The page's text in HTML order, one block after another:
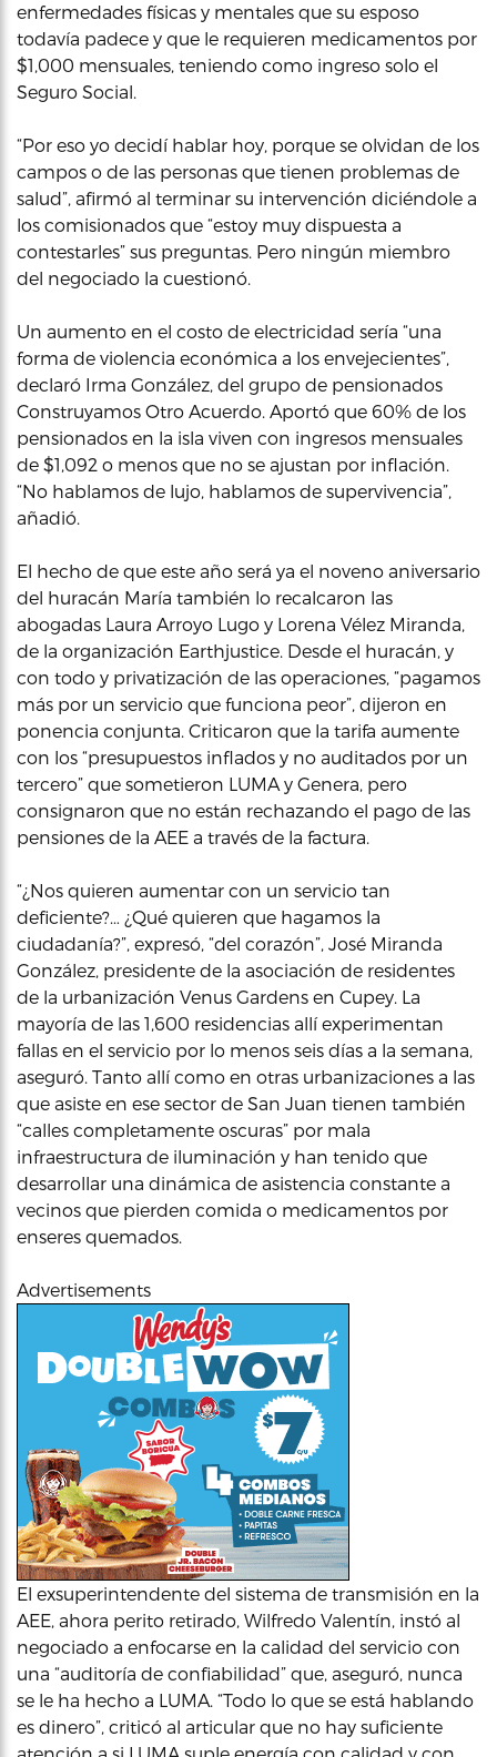
enfermedades físicas y mentales que su esposo
todavía padece y que le requieren medicamentos por
$1,000 mensuales, teniendo como ingreso solo el
Seguro Social.
“Por eso yo decidí hablar hoy, porque se olvidan de los
campos o de las personas que tienen problemas de
salud”, afirmó al terminar su intervención diciéndole a
los comisionados que “estoy muy dispuesta a
contestarles” sus preguntas. Pero ningún miembro
del negociado la cuestionó.
Un aumento en el costo de electricidad sería “una
forma de violencia económica a los envejecientes”,
declaró Irma González, del grupo de pensionados
Construyamos Otro Acuerdo. Aportó que 60% de los
pensionados en la isla viven con ingresos mensuales
de $1,092 o menos que no se ajustan por inflación.
“No hablamos de lujo, hablamos de supervivencia”,
añadió.
El hecho de que este año será ya el noveno aniversario
del huracán María también lo recalcaron las
abogadas Laura Arroyo Lugo y Lorena Vélez Miranda,
de la organización Earthjustice. Desde el huracán, y
con todo y privatización de las operaciones, “pagamos
más por un servicio que funciona peor”, dijeron en
ponencia conjunta. Criticaron que la tarifa aumente
con los “presupuestos inflados y no auditados por un
tercero” que sometieron LUMA y Genera, pero
consignaron que no están rechazando el pago de las
pensiones de la AEE a través de la factura.
“¿Nos quieren aumentar con un servicio tan
deficiente?… ¿Qué quieren que hagamos la
ciudadanía?”, expresó, “del corazón”, José Miranda
González, presidente de la asociación de residentes
de la urbanización Venus Gardens en Cupey. La
mayoría de las 1,600 residencias allí experimentan
fallas en el servicio por lo menos seis días a la semana,
aseguró. Tanto allí como en otras urbanizaciones a las
que asiste en ese sector de San Juan tienen también
“calles completamente oscuras” por mala
infraestructura de iluminación y han tenido que
desarrollar una dinámica de asistencia constante a
vecinos que pierden comida o medicamentos por
enseres quemados.
Advertisements
El exsuperintendente del sistema de transmisión en la
AEE, ahora perito retirado, Wilfredo Valentín, instó al
negociado a enfocarse en la calidad del servicio con
una “auditoría de confiabilidad” que, aseguró, nunca
se le ha hecho a LUMA. “Todo lo que se está hablando
es dinero”, criticó al articular que no hay suficiente